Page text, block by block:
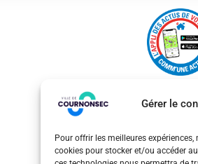
Gérer le
Pour offrir les meilleures
cookies pour stocker et/ou accéder